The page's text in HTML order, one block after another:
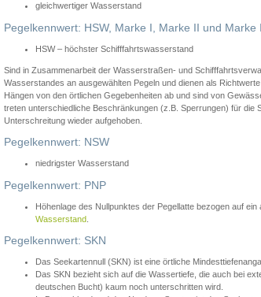
gleichwertiger Wasserstand
Pegelkennwert: HSW, Marke I, Marke II und Marke
HSW – höchster Schifffahrtswasserstand
Sind in Zusammenarbeit der Wasserstraßen- und
Wasserstandes an ausgewählten Pegeln und dienen als
Hängen von den örtlichen Gegebenheiten ab und sind von
treten unterschiedliche Beschränkungen (z.B. Sperrungen) für die
Unterschreitung wieder aufgehoben.
Pegelkennwert: NSW
niedrigster Wasserstand
Pegelkennwert: PNP
Höhenlage des Nullpunktes der Pegellatte bezogen auf ein
Wasserstand
Pegelkennwert: SKN
Das Seekartennull (SKN) ist eine örtliche
Das SKN bezieht sich auf die Wassertiefe, die auch bei
deutschen Bucht) kaum noch unterschritten wird.